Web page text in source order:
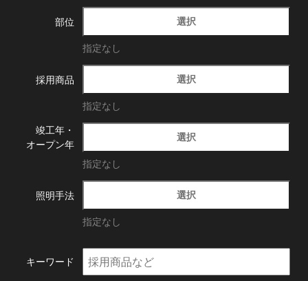
部位 選択
指定なし
採用商品 選択
指定なし
竣工年・
オープン年
選択
指定なし
照明手法 選択
指定なし
キーワード